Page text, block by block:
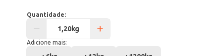
Quantidade:
Adicione mais: